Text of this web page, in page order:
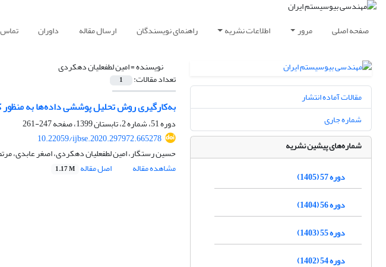
صفحه اصلی مرور اطلاعات نشریه راهنمای نویسندگان ارسال مقاله داوران تماس
نویسنده =امین لطفعلیان دهکردی
تعداد مقالات: 1
به‌کارگیری روش تحلیل پوششی داده‌ها به
دوره 51، شماره 2، تابستان 1399، صفحه
247-261
10.22059/ijbse.2020.297972.665278
حسین رستگار، امین لطفعلیان دهکردی، اصغر عابدی،
مشاهده مقاله
اصل مقاله 1.17 M
مقالات آماده انتشار
شماره جاری
شماره‌های پیشین نشریه
دوره 57 (1405)
دوره 56 (1404)
دوره 55 (1403)
دوره 54 (1402)